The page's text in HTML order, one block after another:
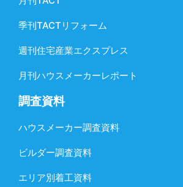
季刊TACTリフォーム
週刊住宅産業エクスプレス
月刊ハウスメーカーレポート
調査資料
ハウスメーカー調査資料
ビルダー調査資料
エリア別着工資料